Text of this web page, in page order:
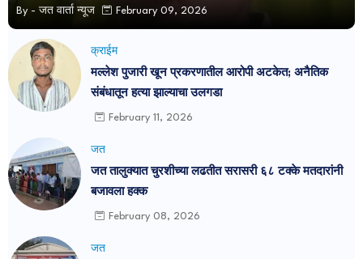
By - जत वार्ता न्यूज February 09, 2026
क्राईम
मल्लेश पुजारी खून प्रकरणातील आरोपी अटकेत; अनैतिक
संबंधातून हत्या झाल्याचा उलगडा
February 11, 2026
जत
जत तालुक्यात चुरशीच्या लढतीत सरासरी ६८ टक्के मतदारांनी
बजावला हक्क
February 08, 2026
जत